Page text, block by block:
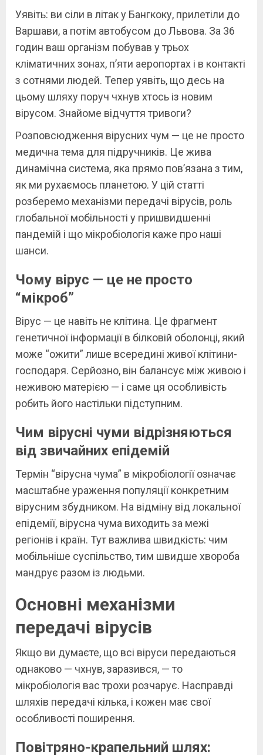
Уявіть: ви сіли в літак у Бангкоку, прилетіли до
Варшави, а потім автобусом до Львова. За 36
годин ваш організм побував у трьох
кліматичних зонах, п’яти аеропортах і в контакті
з сотнями людей. Тепер уявіть, що десь на
цьому шляху поруч чхнув хтось із новим
вірусом. Знайоме відчуття тривоги?
Розповсюдження вірусних чум — це не просто
медична тема для підручників. Це жива
динамічна система, яка прямо пов’язана з тим,
як ми рухаємось планетою. У цій статті
розберемо механізми передачі вірусів, роль
глобальної мобільності у пришвидшенні
пандемій і що мікробіологія каже про наші
шанси.
Чому вірус — це не просто
“мікроб”
Вірус — це навіть не клітина. Це фрагмент
генетичної інформації в білковій оболонці, який
може “ожити” лише всередині живої клітини-
господаря. Серйозно, він балансує між живою і
неживою матерією — і саме ця особливість
робить його настільки підступним.
Чим вірусні чуми відрізняються
від звичайних епідемій
Термін “вірусна чума” в мікробіології означає
масштабне ураження популяції конкретним
вірусним збудником. На відміну від локальної
епідемії, вірусна чума виходить за межі
регіонів і країн. Тут важлива швидкість: чим
мобільніше суспільство, тим швидше хвороба
мандрує разом із людьми.
Основні механізми
передачі вірусів
Якщо ви думаєте, що всі віруси передаються
однаково — чхнув, заразився, — то
мікробіологія вас трохи розчарує. Насправді
шляхів передачі кілька, і кожен має свої
особливості поширення.
Повітряно-крапельний шлях: